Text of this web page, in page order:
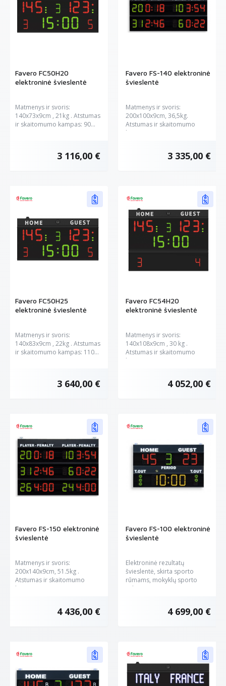
Favero FC50H20
elektroninė švieslentė
Matmenys ir svoris:
140x73x9cm , 21kg . Atstumas
ir skaitomumo kampas: 90...
3 116,00 €
Favero FS-140 elektroninė
švieslentė
Matmenys ir svoris:
200x100x9cm, 36,5kg.
Atstumas ir skaitomumo
kampas: 90 m...
3 335,00 €
Favero FC50H25
elektroninė švieslentė
Matmenys ir svoris:
140x83x9cm , 22kg . Atstumas
ir skaitomumo kampas: 110...
3 640,00 €
Favero FC54H20
elektroninė švieslentė
Matmenys ir svoris:
140x108x9cm , 30 kg .
Atstumas ir skaitomumo
kampas: 90...
4 052,00 €
Favero FS-150 elektroninė
švieslentė
Matmenys ir svoris:
200x140x9cm, 51.5kg .
Atstumas ir skaitomumo
kampas: 90...
4 436,00 €
Favero FS-100 elektroninė
švieslentė
Elektroninė rezultatų
švieslentė, skirta sporto
rūmams, mokyklų sporto
salėms, ar...
4 699,00 €